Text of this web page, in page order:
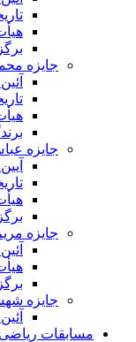
جایزه
جایزه
جایزه
جایزه
مسابقات ریاضی